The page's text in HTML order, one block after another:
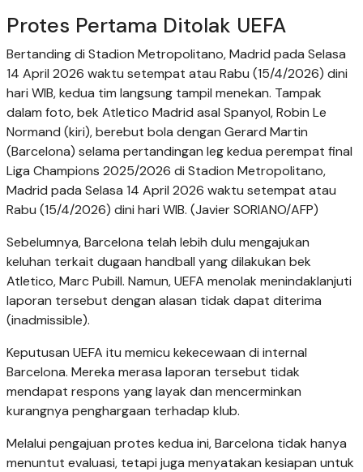
Protes Pertama Ditolak UEFA
Bertanding di Stadion Metropolitano, Madrid pada Selasa
14 April 2026 waktu setempat atau Rabu (15/4/2026) dini
hari WIB, kedua tim langsung tampil menekan. Tampak
dalam foto, bek Atletico Madrid asal Spanyol, Robin Le
Normand (kiri), berebut bola dengan Gerard Martin
(Barcelona) selama pertandingan leg kedua perempat final
Liga Champions 2025/2026 di Stadion Metropolitano,
Madrid pada Selasa 14 April 2026 waktu setempat atau
Rabu (15/4/2026) dini hari WIB. (Javier SORIANO/AFP)
Sebelumnya, Barcelona telah lebih dulu mengajukan
keluhan terkait dugaan handball yang dilakukan bek
Atletico, Marc Pubill. Namun, UEFA menolak menindaklanjuti
laporan tersebut dengan alasan tidak dapat diterima
(inadmissible).
Keputusan UEFA itu memicu kekecewaan di internal
Barcelona. Mereka merasa laporan tersebut tidak
mendapat respons yang layak dan mencerminkan
kurangnya penghargaan terhadap klub.
Melalui pengajuan protes kedua ini, Barcelona tidak hanya
menuntut evaluasi, tetapi juga menyatakan kesiapan untuk